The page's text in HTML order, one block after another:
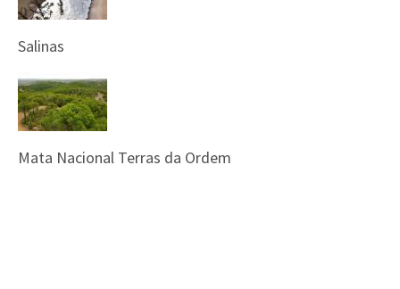
Salinas
Mata Nacional Terras da Ordem